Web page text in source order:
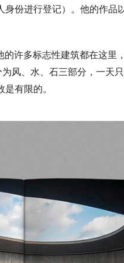
份进行登记）。他的作品
许多标志性建筑都在这里
风、水、石三部分，一天
有限的。